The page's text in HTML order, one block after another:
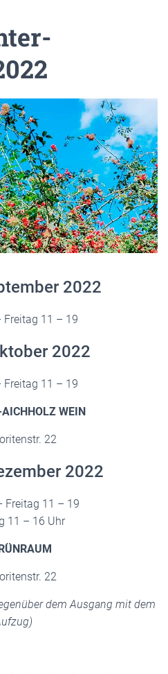
2022
Freitag 11 – 19
2022
Freitag 11 – 19
WEIN
22
2022
Freitag 11 – 19
11 – 16 Uhr
22
dem Ausgang mit dem